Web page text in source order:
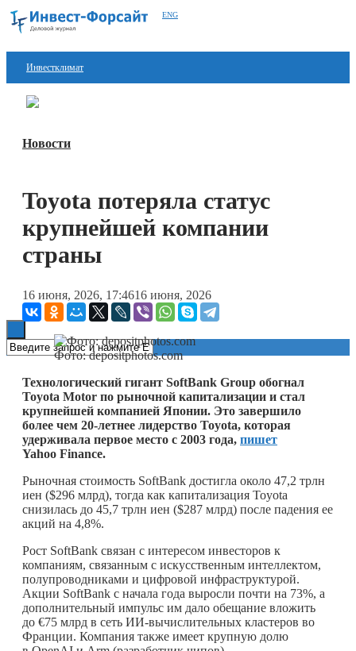
ENG
Инвестклимат
Финансы
Стартапы
Технологии
ESG
Книги
Новости
Toyota потеряла статус
крупнейшей компании
страны
16 июня, 2026, 17:4616 июня, 2026
Фото: depositphotos.com
Технологический гигант SoftBank Group обогнал
Toyota Motor по рыночной капитализации и стал
крупнейшей компанией Японии. Это завершило
более чем 20-летнее лидерство Toyota, которая
удерживала первое место с 2003 года, пишет
Yahoo Finance.
Рыночная стоимость SoftBank достигла около 47,2 трлн
иен ($296 млрд), тогда как капитализация Toyota
снизилась до 45,7 трлн иен ($287 млрд) после падения ее
акций на 4,8%.
Рост SoftBank связан с интересом инвесторов к
компаниям, связанным с искусственным интеллектом,
полупроводниками и цифровой инфраструктурой.
Акции SoftBank с начала года выросли почти на 73%, а
дополнительный импульс им дало обещание вложить
до €75 млрд в сеть ИИ-вычислительных кластеров во
Франции. Компания также имеет крупную долю